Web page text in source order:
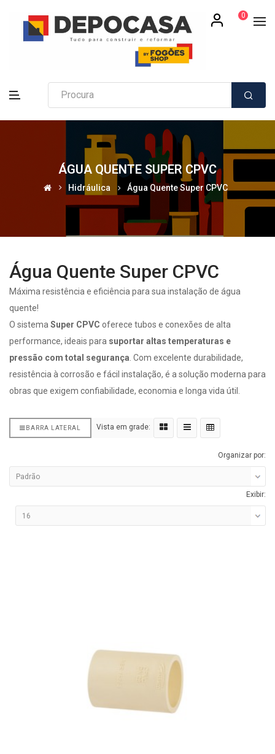
0
ÁGUA QUENTE SUPER CPVC
Hidráulica Água Quente Super CPVC
Água Quente Super CPVC
Máxima resistência e eficiência para sua instalação de água
quente!
O sistema Super CPVC oferece tubos e conexões de alta
performance, ideais para suportar altas temperaturas e
pressão com total segurança . Com excelente durabilidade,
resistência à corrosão e fácil instalação, é a solução moderna para
obras que exigem confiabilidade, economia e longa vida útil.
BARRA LATERAL Vista em grade:
Organizar por:
Exibir: